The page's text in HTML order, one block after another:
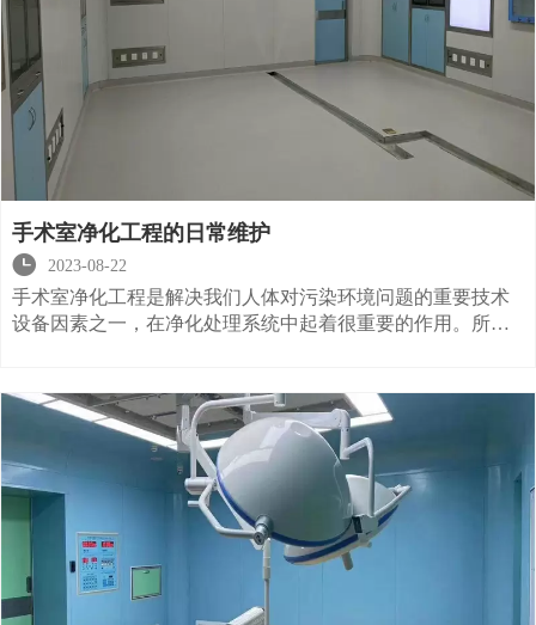
手术室净化工程的日常维护

2023-08-22
手术室净化工程是解决我们人体对污染环境问题的重要技术
设备因素之一，在净化处理系统中起着很重要的作用。所以